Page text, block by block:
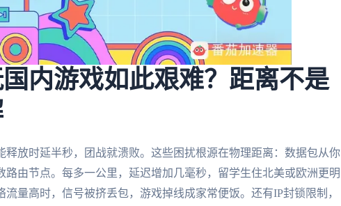
内游戏如此艰难？距离不是
释放时延半秒，团战就溃败。这些困扰根源在物理距离：数据包从你
路由节点。每多一公里，延迟增加几毫秒，留学生住北美或欧洲更明
量高时，信号被挤丢包，游戏掉线成家常便饭。还有IP封锁限制，